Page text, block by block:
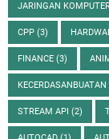
JARINGAN
CPP (3)
FINANCE (3)
KECERDASANBUATAN
STREAM API (2)